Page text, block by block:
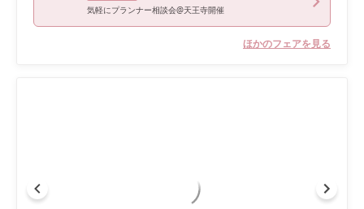
気軽にプランナー相談会@天王寺開催
ほかのフェアを見る